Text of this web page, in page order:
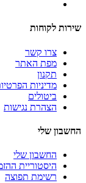
שירות לקוחות
צרו קשר
מפת האתר
תקנון
מדיניות
ביטולים
הצהרת נגישות
החשבון שלי
החשבון שלי
היסטוריית
רשימת תפוצה